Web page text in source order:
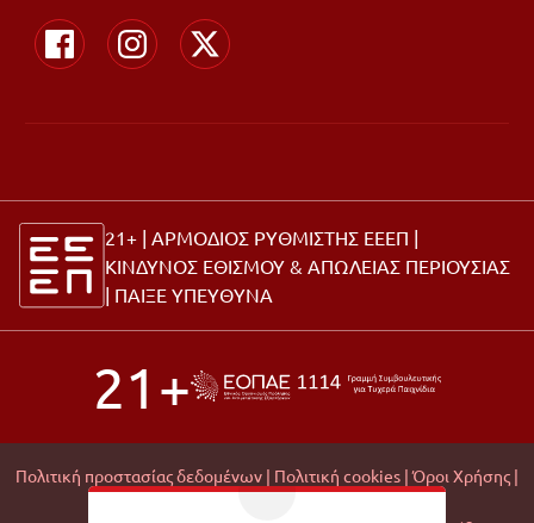
21+ | ΑΡΜΟΔΙΟΣ ΡΥΘΜΙΣΤΗΣ ΕΕΕΠ |
ΚΙΝΔΥΝΟΣ ΕΘΙΣΜΟΥ & ΑΠΩΛΕΙΑΣ ΠΕΡΙΟΥΣΙΑΣ
| ΠΑΙΞΕ ΥΠΕΥΘΥΝΑ
21+
Πολιτική προστασίας δεδομένων | Πολιτική cookies | Όροι Χρήσης |